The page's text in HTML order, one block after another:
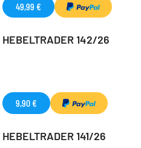
49,99 €
HEBELTRADER 142/26
9,90 €
HEBELTRADER 141/26